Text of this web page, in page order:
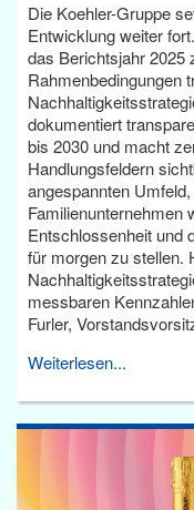
Die Koehler-Gruppe
Entwicklung weiter
das Berichtsjahr 2025
Rahmenbedingungen
dokumentiert
bis 2030 und macht
Handlungsfeldern
angespannten
Familienunternehmen
Entschlossenheit und
für morgen zu stellen.
messbaren
Furler,
Weiterlesen...